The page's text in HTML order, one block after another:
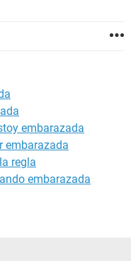
embarazada
embarazada
regla
embarazada